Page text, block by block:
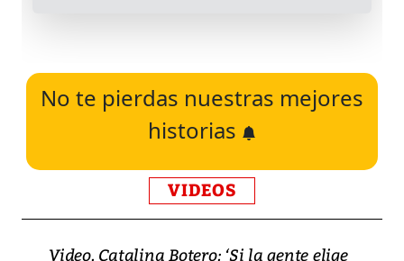
No te pierdas nuestras mejores
historias
VIDEOS
Video, Catalina Botero: ‘Si la gente elige